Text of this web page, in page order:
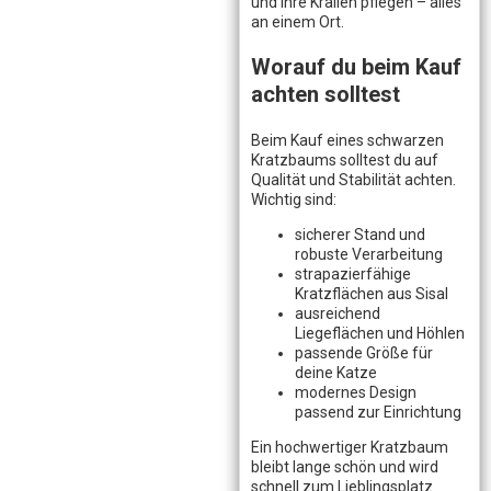
an einem Ort.
Worauf du beim Kauf
achten solltest
Beim Kauf eines schwarzen
Kratzbaums solltest du auf
Qualität und Stabilität achten.
Wichtig sind:
sicherer Stand und
robuste Verarbeitung
strapazierfähige
Kratzflächen aus Sisal
ausreichend
Liegeflächen und Höhlen
passende Größe für
deine Katze
modernes Design
passend zur Einrichtung
Ein hochwertiger Kratzbaum
bleibt lange schön und wird
schnell zum Lieblingsplatz